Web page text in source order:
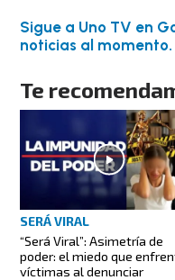
Sigue a Uno TV en
noticias al momento.
Te
SERÁ VIRAL
“Será Viral”: Asimetría de
poder: el miedo que
víctimas al denunciar